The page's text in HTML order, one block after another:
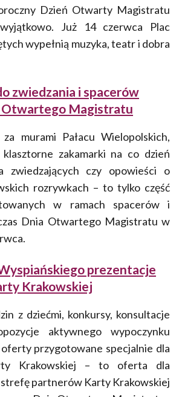
Dzień Otwarty Magistratu
Już 14 czerwca Plac
wypełnią muzyka, teatr i dobra
zwiedzania i spacerów
Otwartego Magistratu
murami Pałacu Wielopolskich,
zakamarki na co dzień
zwiedzających czy opowieści o
rozrywkach – to tylko część
w ramach spacerów i
Dnia Otwartego Magistratu w
prezentacje
Krakowskiej
z dziećmi, konkursy, konsultacje
aktywnego wypoczynku
przygotowane specjalnie dla
Krakowskiej – to oferta dla
partnerów Karty Krakowskiej